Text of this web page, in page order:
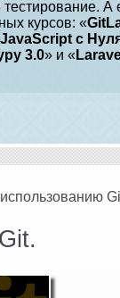
курсов: «
JavaScript с
3.0» и «